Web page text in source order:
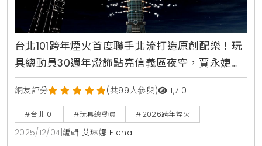
台北101跨年煙火首度聯手北流打造原創配樂！玩
具總動員30週年燈飾點亮信義區夜空，賈永婕攜
手小S獻聲回顧城市記憶
網友評分 (共99人參與) 1,710
#台北101 #玩具總動員 #2026跨年煙火
2025/12/04 編輯 艾琳娜 Elena